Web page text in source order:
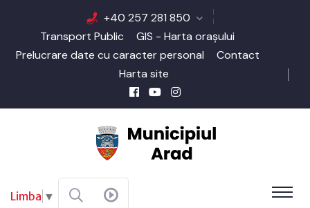
+40 257 281 850
Transport Public
GIS - Harta orașului
Prelucrare date cu caracter personal
Contact
Harta site
Limba ▼